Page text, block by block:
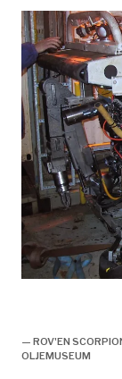
— ROV'EN
OLJEMUSEUM